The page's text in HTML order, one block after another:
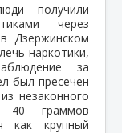
получили
через
Дзержинском
наркотики,
за
был пресечен
незаконного
40 граммов
как крупный